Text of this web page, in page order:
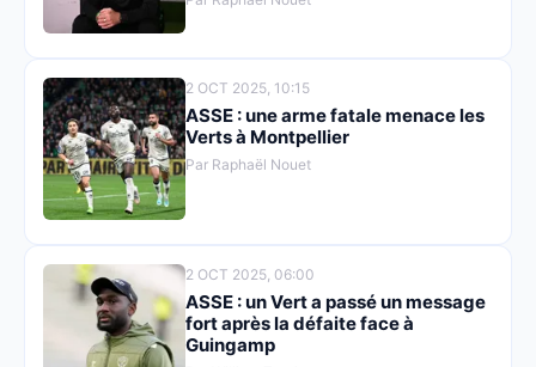
2 OCT 2025, 10:15
ASSE : une arme fatale menace les
Verts à Montpellier
Par Raphaël Nouet
2 OCT 2025, 06:00
ASSE : un Vert a passé un message
fort après la défaite face à
Guingamp